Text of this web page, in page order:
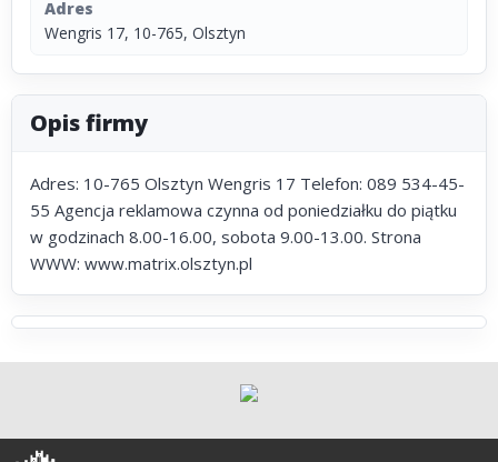
Adres
Wengris 17, 10-765, Olsztyn
Opis firmy
Adres: 10-765 Olsztyn Wengris 17 Telefon: 089 534-45-
55 Agencja reklamowa czynna od poniedziałku do piątku
w godzinach 8.00-16.00, sobota 9.00-13.00. Strona
WWW: www.matrix.olsztyn.pl